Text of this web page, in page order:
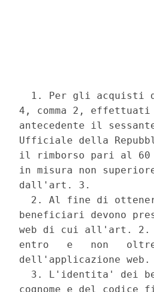
1. Per gli acquisti
4, comma 2,
antecedente il
Ufficiale della
il rimborso pari al 60
in misura non
dall'art. 3.
2. Al fine di
beneficiari devono
web di cui all'art. 2.
entro   e   non
dell'applicazione web.
3. L'identita' dei
cognome e del